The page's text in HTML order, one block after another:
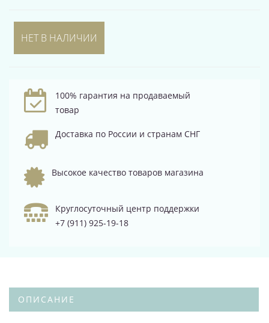
НЕТ В НАЛИЧИИ
100% гарантия на продаваемый
товар
Доставка по России и странам СНГ
Высокое качество товаров магазина
Круглосуточный центр поддержки
+7 (911) 925-19-18
ОПИСАНИЕ